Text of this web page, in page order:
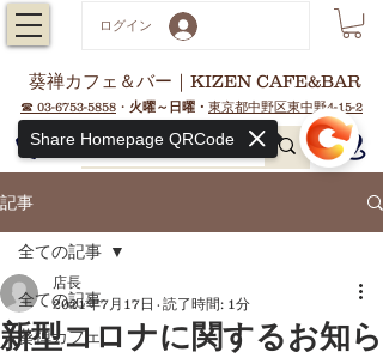
ログイン
葵禅カフェ＆バー｜KIZEN CAFE&BAR
☎ 03-6753-5858 ・ 火曜～日曜・ 東京都中野区東中野4-15-2
記事
全ての記事
葵禅カフェ
全ての記事
新型コロナに関するお知ら
店長
2021年7月17日
読了時間: 1分
Share Homepage QRCode